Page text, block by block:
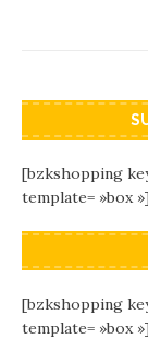
[bzkshopping
template= »box
[bzkshopping
template= »box